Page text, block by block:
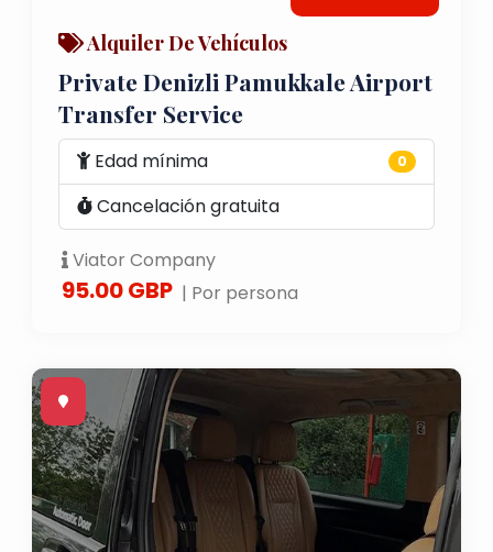
Alquiler De Vehículos
Private Denizli Pamukkale Airport
Transfer Service
Edad mínima 0
Cancelación gratuita
Viator Company
95.00 GBP | Por persona